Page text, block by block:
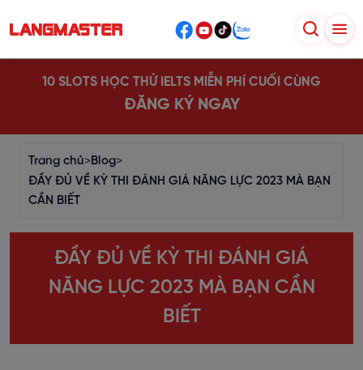
10 SLOTS HỌC THỬ IELTS MIỄN PHÍ CUỐI CÙNG
ĐĂNG KÝ NGAY
Trang chủ>Blog>
ĐẦY ĐỦ VỀ KỲ THI ĐÁNH GIÁ NĂNG LỰC 2023 MÀ BẠN
CẦN BIẾT
ĐẦY ĐỦ VỀ KỲ THI ĐÁNH GIÁ
NĂNG LỰC 2023 MÀ BẠN CẦN
BIẾT